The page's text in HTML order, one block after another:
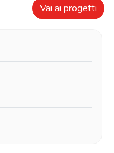
Vai ai progetti